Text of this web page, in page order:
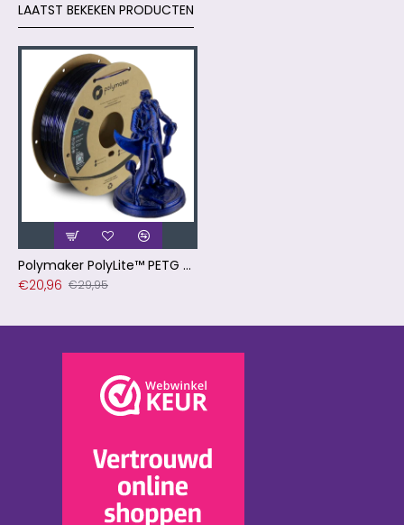
LAATST BEKEKEN PRODUCTEN
Polymaker PolyLite™ PETG Translucent Blue / Transparant Blauw Filament
€20,96 €29,95